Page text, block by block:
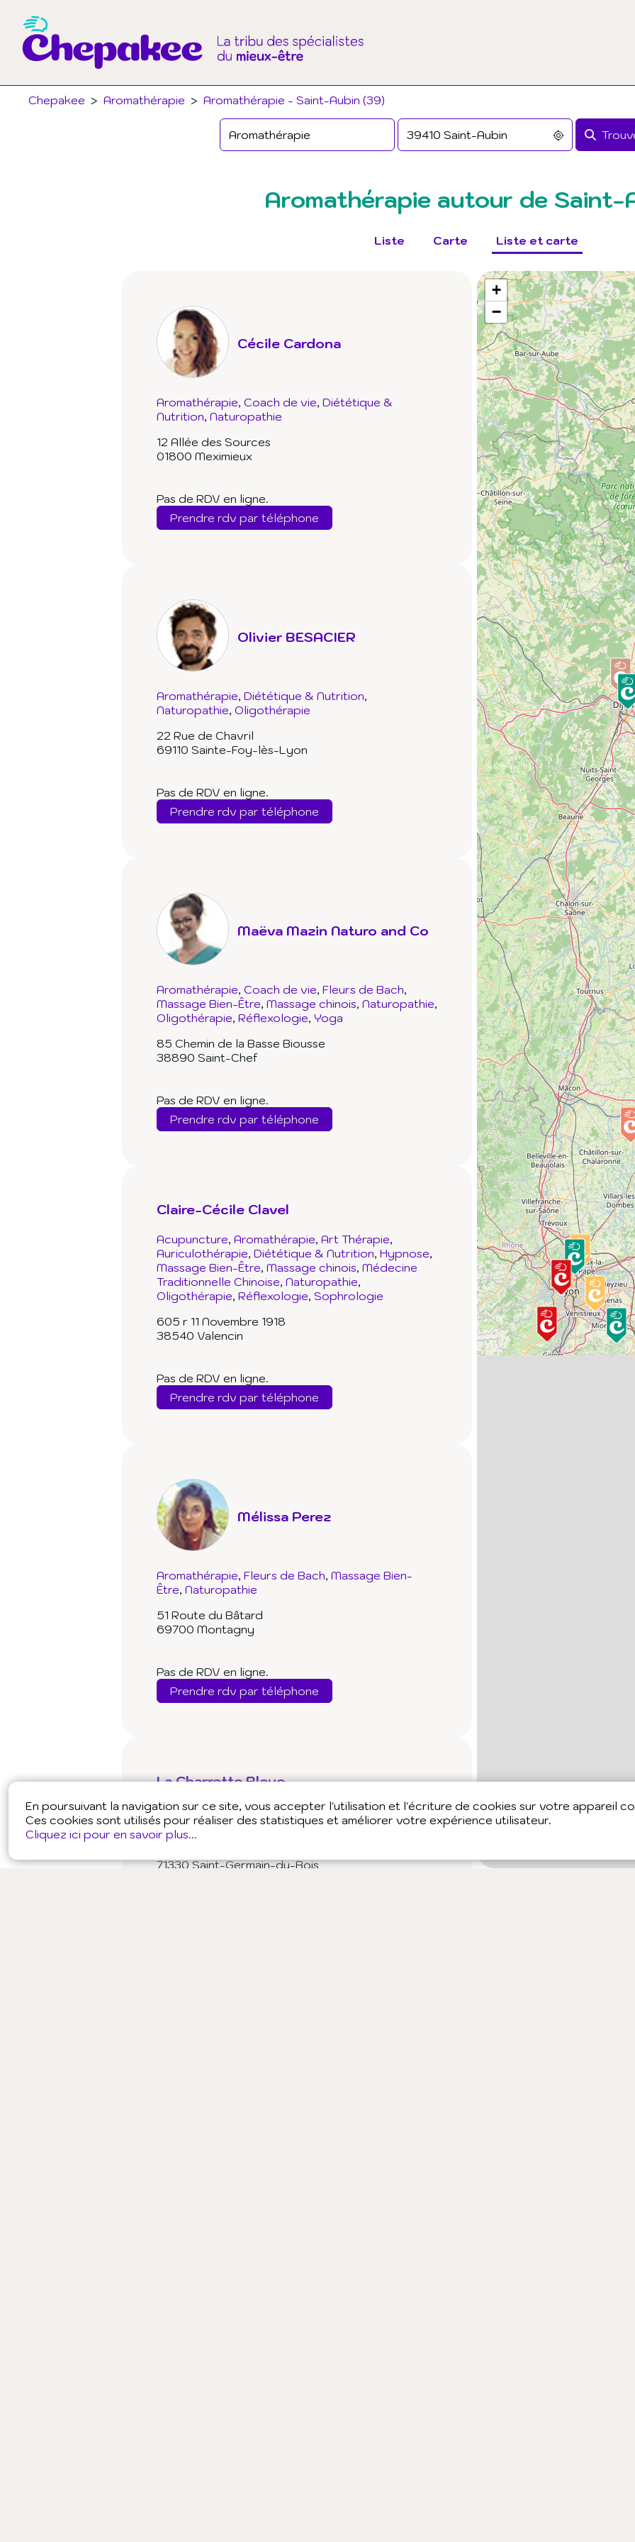
En poursuivant la navigation sur ce site, vous accepter l'utilisation et l'écriture de cookies sur votre appareil
Ces cookies sont utilisés pour réaliser des statistiques et améliorer votre expérience utilisateur.
Cliquez ici pour en savoir plus...
Chepakee > Aromathérapie > Aromathérapie - Saint-Aubin (39)
Aromathérapie autour de Saint-
Liste Carte Liste et carte
Cécile Cardona
Aromathérapie Coach de vie Diététique &
Nutrition Naturopathie
12 Allée des Sources
01800 Meximieux
Pas de RDV en ligne.
Prendre rdv par téléphone
Olivier BESACIER
Aromathérapie Diététique & Nutrition
Naturopathie Oligothérapie
22 Rue de Chavril
69110 Sainte-Foy-lès-Lyon
Pas de RDV en ligne.
Prendre rdv par téléphone
Maëva Mazin Naturo and Co
Aromathérapie Coach de vie Fleurs de Bach
Massage Bien-Être Massage chinois Naturopathie
Oligothérapie Réflexologie Yoga
85 Chemin de la Basse Biousse
38890 Saint-Chef
Pas de RDV en ligne.
Prendre rdv par téléphone
Claire-Cécile Clavel
Acupuncture Aromathérapie Art Thérapie
Auriculothérapie Diététique & Nutrition Hypnose
Massage Bien-Être Massage chinois Médecine
Traditionnelle Chinoise Naturopathie
Oligothérapie Réflexologie Sophrologie
605 r 11 Novembre 1918
38540 Valencin
Pas de RDV en ligne.
Prendre rdv par téléphone
Mélissa Perez
Aromathérapie Fleurs de Bach Massage Bien-
Être Naturopathie
51 Route du Bâtard
69700 Montagny
Pas de RDV en ligne.
Prendre rdv par téléphone
La Charrette Bleue
Aromathérapie Diététique & Nutrition Fleurs de
Bach
71330 Saint-Germain-du-Bois
+
−